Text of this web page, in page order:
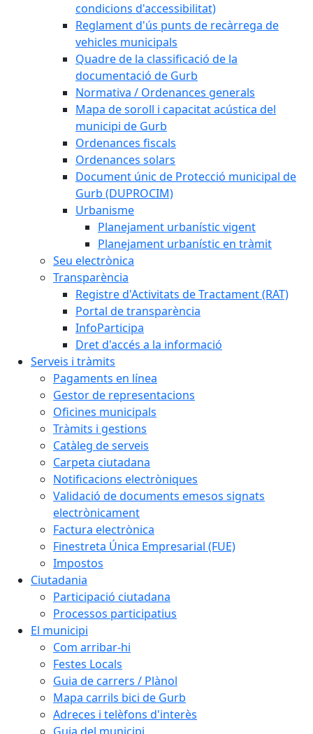
condicions d'accessibilitat)
Reglament d'ús punts de recàrrega de
vehicles municipals
Quadre de la classificació de la
documentació de Gurb
Normativa / Ordenances generals
Mapa de soroll i capacitat acústica del
municipi de Gurb
Ordenances fiscals
Ordenances solars
Document únic de Protecció municipal de
Gurb (DUPROCIM)
Urbanisme
Planejament urbanístic vigent
Planejament urbanístic en tràmit
Seu electrònica
Transparència
Registre d'Activitats de Tractament (RAT)
Portal de transparència
InfoParticipa
Dret d'accés a la informació
Serveis i tràmits
Pagaments en línea
Gestor de representacions
Oficines municipals
Tràmits i gestions
Catàleg de serveis
Carpeta ciutadana
Notificacions electròniques
Validació de documents emesos signats
electrònicament
Factura electrònica
Finestreta Única Empresarial (FUE)
Impostos
Ciutadania
Participació ciutadana
Processos participatius
El municipi
Com arribar-hi
Festes Locals
Guia de carrers / Plànol
Mapa carrils bici de Gurb
Adreces i telèfons d'interès